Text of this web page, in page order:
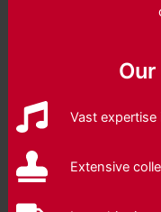
Vast
Extensive